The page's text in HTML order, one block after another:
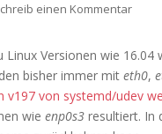
einen Kommentar
Linux Versionen wie
bisher immer mit eth0,
v197 von systemd/udev
wie enp0s3 resultiert. In